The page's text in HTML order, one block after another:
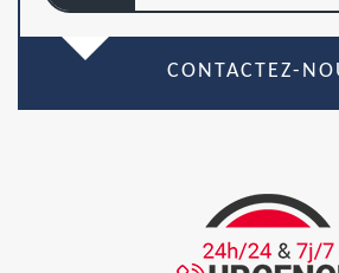
CONTACTEZ-